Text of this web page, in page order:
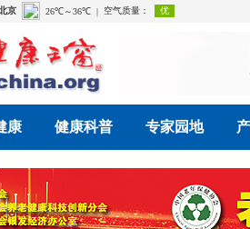
康 健康科普 专家园地